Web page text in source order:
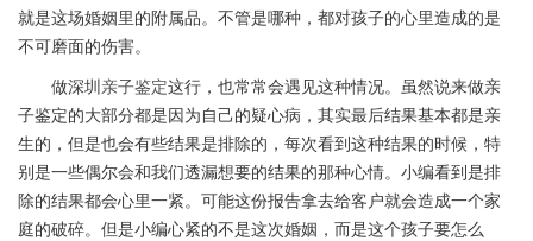
就是这场婚姻里的附属品。不管是哪种，都对孩子的心里造成的是
不可磨面的伤害。
做深圳 亲子鉴定这行，也常常会遇见这种情况。虽然说来做亲
子鉴定的大部分都是因为自己的疑心病，其实最后结果基本都是亲
生的，但是也会有些结果是排除的，每次看到这种结果的时候，特
别是一些偶尔会和我们透漏想要的结果的那种心情。小编看到是排
除的结果都会心里一紧。可能这份报告拿去给客户就会造成一个家
庭的破碎。但是小编心紧的不是这次婚姻，而是这个孩子要怎么